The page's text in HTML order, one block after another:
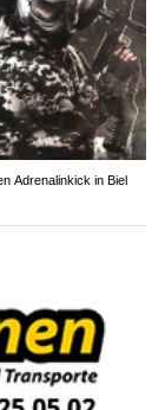
Adrenalinkick in Biel